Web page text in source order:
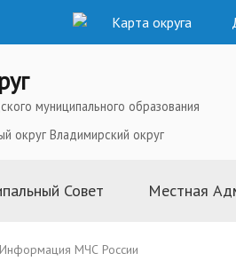
Карта округа
муниципального образования
округ Владимирский округ
Совет
Муниципального образования
Местная
Информация МЧС России